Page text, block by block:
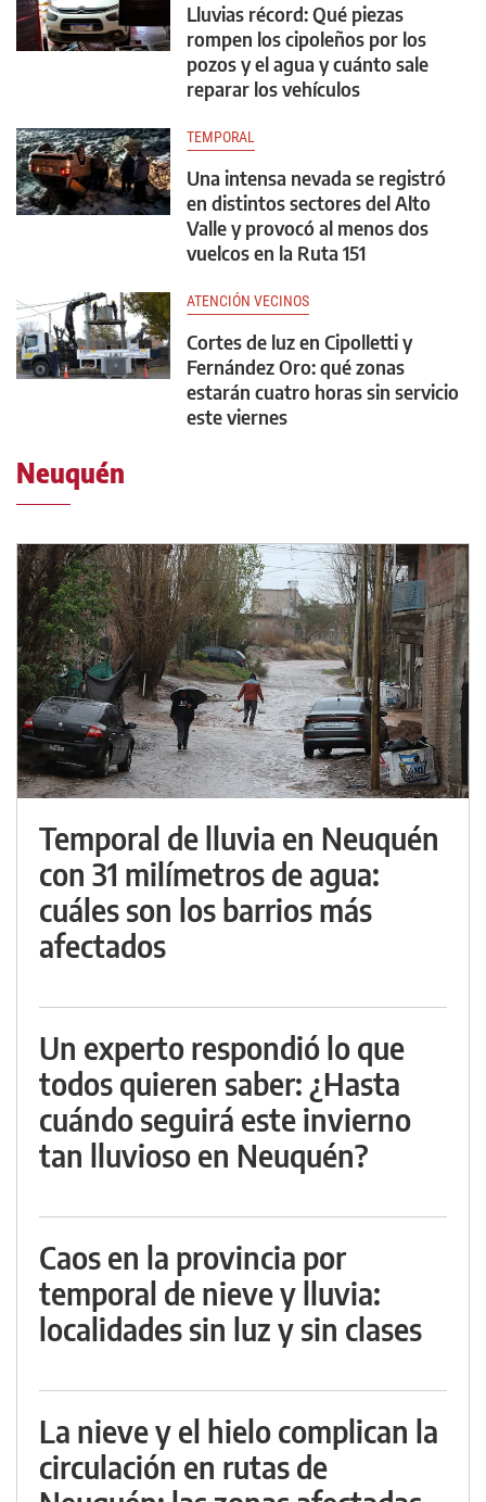
Lluvias récord: Qué piezas
rompen los cipoleños por los
pozos y el agua y cuánto sale
reparar los vehículos
TEMPORAL
Una intensa nevada se registró
en distintos sectores del Alto
Valle y provocó al menos dos
vuelcos en la Ruta 151
ATENCIÓN VECINOS
Cortes de luz en Cipolletti y
Fernández Oro: qué zonas
estarán cuatro horas sin servicio
este viernes
Neuquén
Temporal de lluvia en Neuquén
con 31 milímetros de agua:
cuáles son los barrios más
afectados
Un experto respondió lo que
todos quieren saber: ¿Hasta
cuándo seguirá este invierno
tan lluvioso en Neuquén?
Caos en la provincia por
temporal de nieve y lluvia:
localidades sin luz y sin clases
La nieve y el hielo complican la
circulación en rutas de